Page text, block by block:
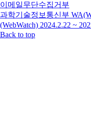
이메일무단수집거부
과학기술정보통신부
(WebWatch) 2024.2.22 ~
Back to top